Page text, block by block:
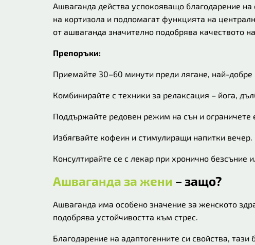
Ашваганда действа успокояващо благодарение
на кортизола и подпомагат функцията на
от ашваганда значително подобрява качеството
Препоръки:
Приемайте 30–60 минути преди лягане, най-
Комбинирайте с техники за релаксация – йога,
Поддържайте редовен режим на сън и ограничете
Избягвайте кофеин и стимулиращи напитки вечер.
Консултирайте се с лекар при хронично безсъние
Ашваганда за жени – защо?
Ашваганда има особено значение за женското
подобрява устойчивостта към стрес.
Благодарение на адаптогенните си свойства,